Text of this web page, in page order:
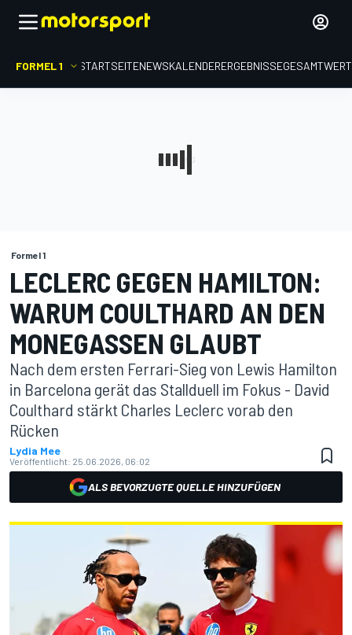
FORMEL 1 STARTSEITENEWSKALENDERERGEBNISSE
Formel 1
LECLERC GEGEN HAMILTON:
WARUM COULTHARD AN DEN
MONEGASSEN GLAUBT
Nach dem ersten Ferrari-Sieg von Lewis Hamilton
in Barcelona gerät das Stallduell im Fokus - David
Coulthard stärkt Charles Leclerc vorab den
Rücken
Lydia Mee
Veröffentlicht: 25.06.2026, 06:02
ALS BEVORZUGTE QUELLE HINZUFÜGEN